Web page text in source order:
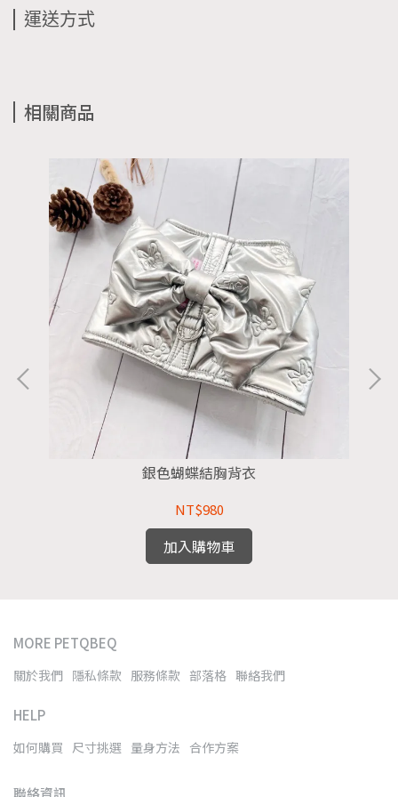
運送方式
相關商品
銀色蝴蝶結胸背衣
NT$980
加入購物車
MORE PETQBEQ
關於我們 隱私條款 服務條款 部落格 聯絡我們
HELP
如何購買 尺寸挑選 量身方法 合作方案
聯絡資訊